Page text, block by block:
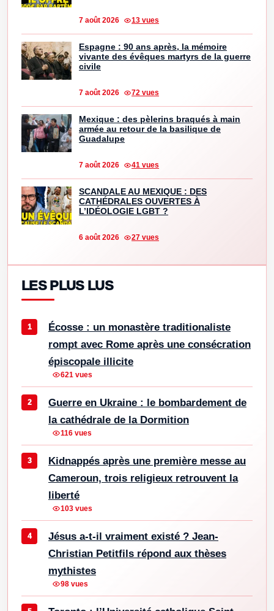
7 août 2026 13 vues
Espagne : 90 ans après, la mémoire
vivante des évêques martyrs de la guerre
civile
7 août 2026 72 vues
Mexique : des pèlerins braqués à main
armée au retour de la basilique de
Guadalupe
7 août 2026 41 vues
SCANDALE AU MEXIQUE : DES
CATHÉDRALES OUVERTES À
L’IDÉOLOGIE LGBT ?
6 août 2026 27 vues
LES PLUS LUS
Écosse : un monastère traditionaliste
rompt avec Rome après une consécration
épiscopale illicite
621 vues
Guerre en Ukraine : le bombardement de
la cathédrale de la Dormition
116 vues
Kidnappés après une première messe au
Cameroun, trois religieux retrouvent la
liberté
103 vues
Jésus a-t-il vraiment existé ? Jean-
Christian Petitfils répond aux thèses
mythistes
98 vues